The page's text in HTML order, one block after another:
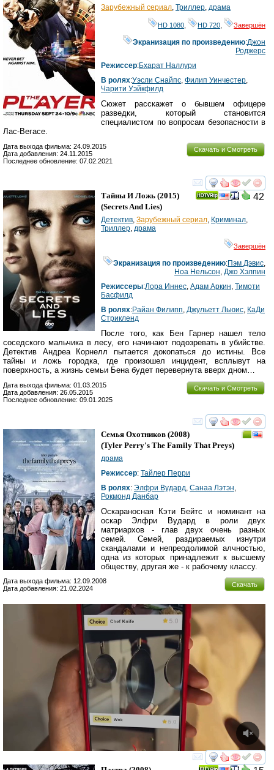
Зарубежный сериал, Триллер, драма
HD 1080 HD 720 Завершён
Экранизация по произведению:Джон
Роджерс
Режиссер:Бхарат Наллури
В ролях:Уэсли Снайпс, Филип Уинчестер,
Чарити Уэйкфилд
Сюжет расскажет о бывшем офицере
разведки, который становится
специалистом по вопросам безопасности в
Лас-Вегасе.
Скачать и Смотреть
Дата выхода фильма: 24.09.2015
Дата добавления: 24.11.2015
Последнее обновление: 07.02.2021
смотреть
42
Тайны И Ложь (2015)
(Secrets And Lies)
Детектив, Зарубежный сериал, Криминал,
Триллер, драма
Завершён
Экранизация по произведению:Пэм Дэвис,
Ноа Нельсон,Джо Хэлпин
Режиссеры:Лора Иннес, Адам Аркин, Тимоти
Басфилд
В ролях:Райан Филипп, Джульетт Льюис, КаДи
Стрикленд
После того, как Бен Гарнер нашел тело
соседского мальчика в лесу, его начинают подозревать в убийстве.
Детектив Андреа Корнелл пытается докопаться до истины. Все
тайны и ложь городка, где произошел инцидент, всплывут на
поверхность, а жизнь семьи Бена будет перевернута вверх дном…
Скачать и Смотреть
Дата выхода фильма: 01.03.2015
Дата добавления: 26.05.2015
Последнее обновление: 09.01.2025
смотреть
Семья Охотников (2008)
(Tyler Perry's The Family That Preys)
драма
Режиссер: Тайлер Перри
В ролях: Элфри Вудард Санаа Лэтэн
Рокмонд Данбар
Оскараносная Кэти Бейтс и номинант на
оскар Элфри Вудард в роли двух
матриархов - глав двух очень разных
семей. Семей, раздираемых изнутри
скандалами и непреодолимой алчностью,
одна из которых принадлежит к высшему
обществу, другая же - к рабочему классу.
Скачать
Дата выхода фильма: 12.09.2008
Дата добавления: 21.02.2024
смотреть